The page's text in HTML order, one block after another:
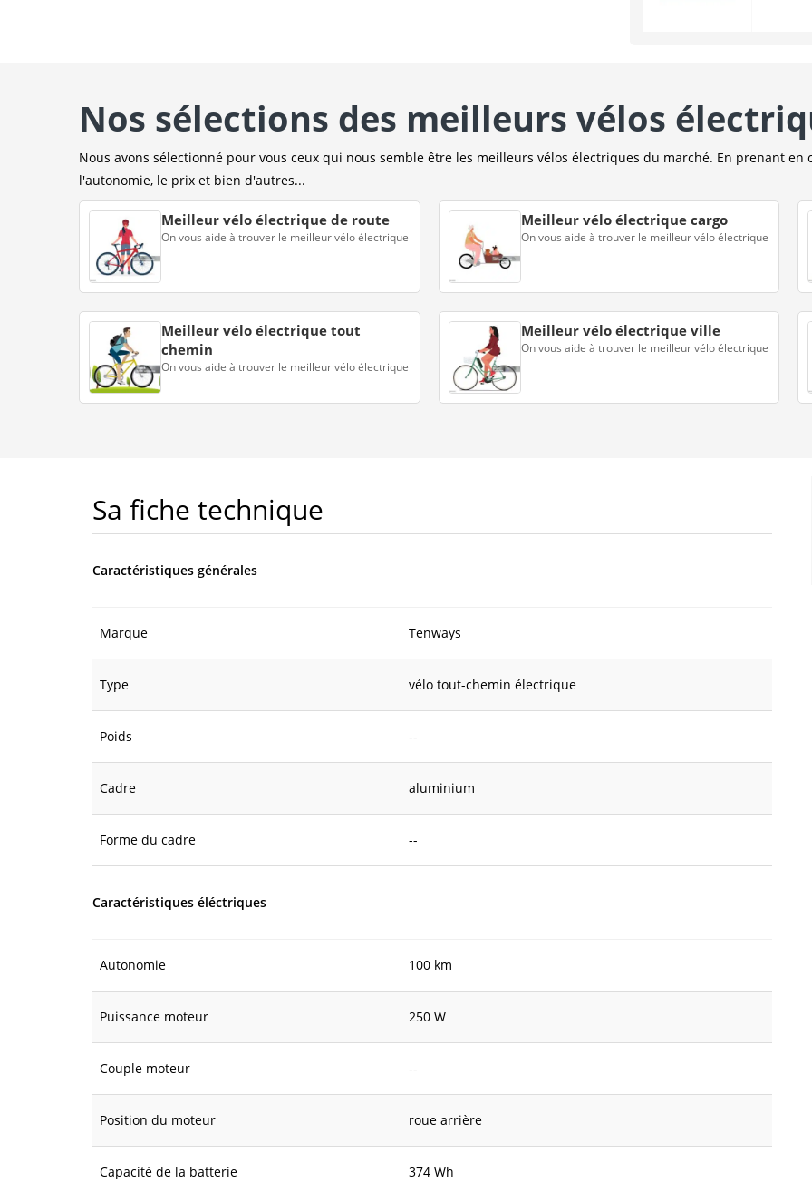
Nos sélections des meilleurs vélos
Nous avons sélectionné pour vous ceux qui nous semble être les meilleurs vélos électriques du marché. En prenant
l'autonomie, le prix et bien d'autres...
Meilleur vélo électrique de route
On vous aide à trouver le meilleur vélo électrique
Meilleur vélo électrique cargo
On vous aide à trouver le meilleur vélo électrique
Meilleur vélo électrique tout
chemin
On vous aide à trouver le meilleur vélo électrique
Meilleur vélo électrique ville
On vous aide à trouver le meilleur vélo électrique
Sa fiche technique
Caractéristiques générales
Marque Tenways
Type vélo tout-chemin électrique
Poids --
Cadre aluminium
Forme du cadre --
Caractéristiques éléctriques
Autonomie 100 km
Puissance moteur 250 W
Couple moteur --
Position du moteur roue arrière
Capacité de la batterie 374 Wh